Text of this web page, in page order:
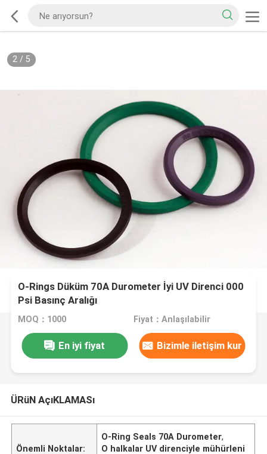
2/ 5
O-Rings Düküm 70A Durometer İyi UV Direnci 000
Psi Basınç Aralığı
MOQ：1000 Fiyat：Anlaşılabilir
En iyi fiyat Bizimle iletişim kur
ÜRüN AçıKLAMASı
Önemli Noktalar:
O-Ring Seals 70A Durometer,
O halkalar UV direnciyle mühürleni